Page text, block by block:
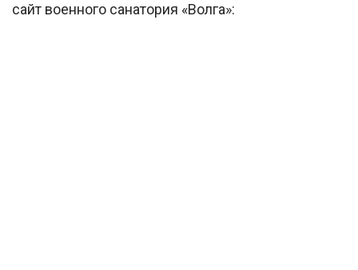
сайт военного санатория «Волга»: